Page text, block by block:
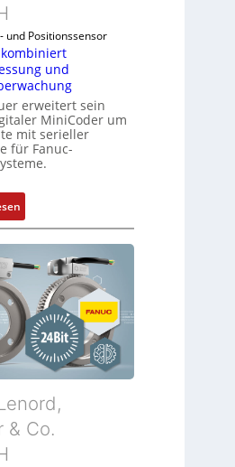
und Positionssensor
und
erweitert sein
MiniCoder um
mit serieller
für Fanuc-
:
D
r
e
g
e
b
e
r
o
m
& Co.